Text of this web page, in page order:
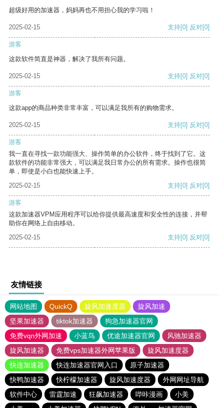
超级好用的加速器，妈妈再也不用担心我的学习啦！
2025-02-15 支持[0] 反对[0]
游客
这款软件简直是神器，解决了我所有问题。
2025-02-15 支持[0] 反对[0]
游客
这款app的商品种类非常丰富，可以满足我所有的购物需求。
2025-02-15 支持[0] 反对[0]
游客
我一直在寻找一款功能强大、操作简单的办公软件，终于找到了它。这
款软件的功能非常强大，可以满足我日常办公的所有需求。操作也很简
单，即使是小白也能快速上手。
2025-02-15
支持[0] 反对[0]
游客
这款加速器VPM应用程序可以给你提供最高速度和安全性的连接，并帮
助你在网络上自由移动。
2025-02-15
支持[0] 反对[0]
友情链接
网站地图 QuickQ 旋风加速度器
旋风加速
坚果加速器
tiktok加速器
狗急加速器官网
免费vqn外网加速
小蓝鸟 优途加速器官网
风驰加速器
旋风加速器
免费vps加速器外网苹果版
旋风加速度器
快连加速器
快连加速器官网入口
原子加速器
快鸭加速器
快柠檬加速器 旋风加速度器
外网网址导航
软件中心
雷霆加速 狂飙加速器 哔咔漫画
小美